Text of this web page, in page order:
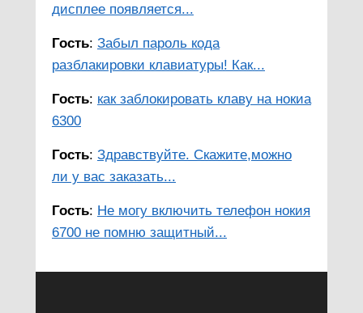
дисплее появляется...
Гость: Забыл пароль кода
разблакировки клавиатуры! Как...
Гость: как заблокировать клаву на нокиа
6300
Гость: Здравствуйте. Скажите,можно
ли у вас заказать...
Гость: Не могу включить телефон нокия
6700 не помню защитный...